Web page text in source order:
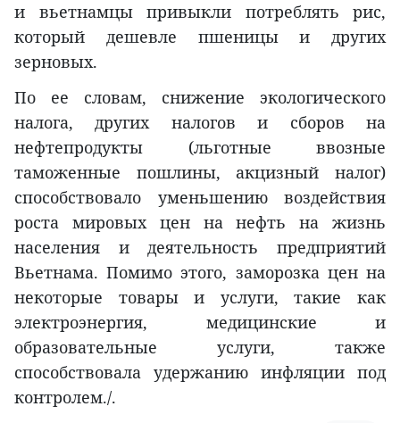
и вьетнамцы привыкли потреблять рис,
который дешевле пшеницы и других
зерновых.
По ее словам, снижение экологического
налога, других налогов и сборов на
нефтепродукты (льготные ввозные
таможенные пошлины, акцизный налог)
способствовало уменьшению воздействия
роста мировых цен на нефть на жизнь
населения и деятельность предприятий
Вьетнама. Помимо этого, заморозка цен на
некоторые товары и услуги, такие как
электроэнергия, медицинские и
образовательные услуги, также
способствовала удержанию инфляции под
контролем./.